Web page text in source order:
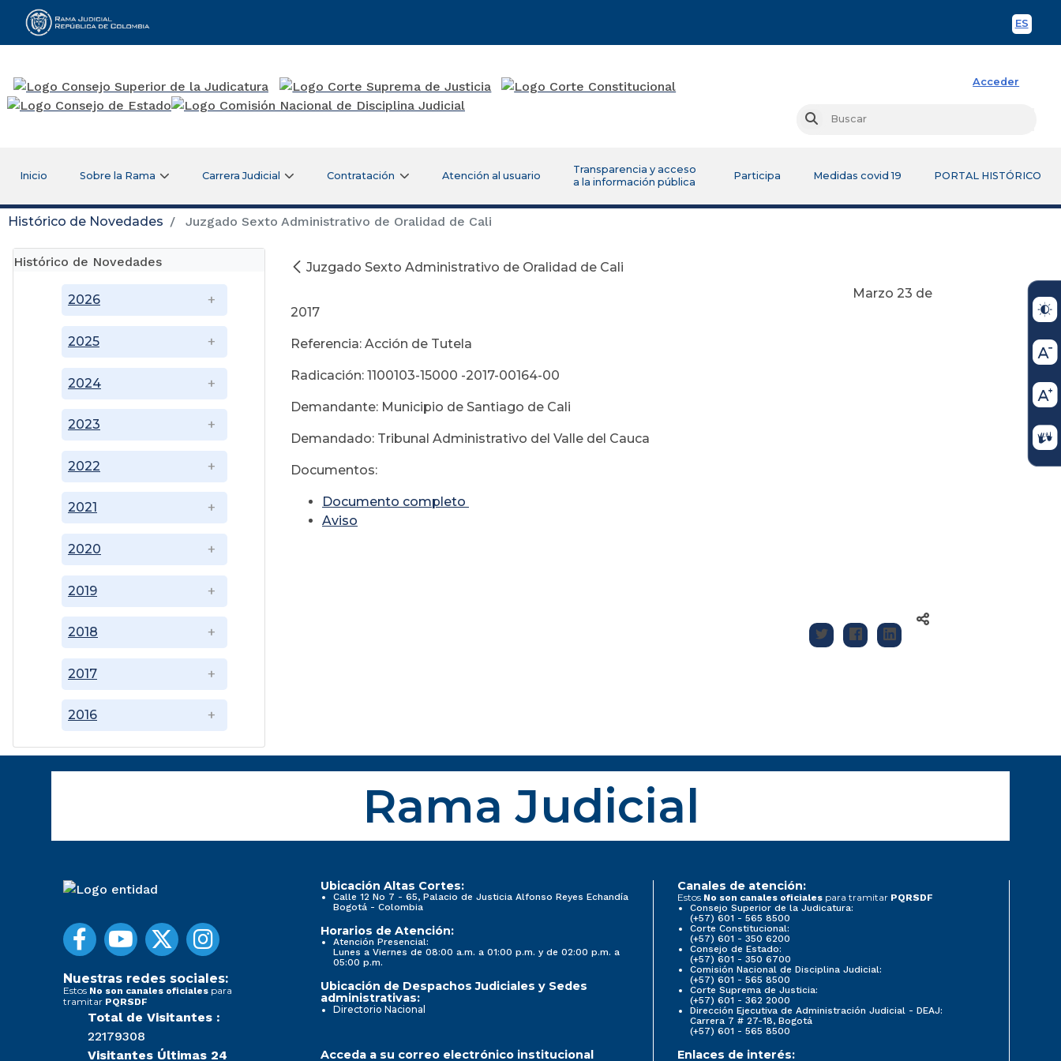
ES
Rama Judicial
Acceder
Buscar
Inicio Sobre la Rama Carrera Judicial Contratación Atención al usuario
Transparencia y acceso
a la información pública
Participa Medidas covid 19 PORTAL HISTÓRICO
Histórico de Novedades Juzgado Sexto Administrativo de Oralidad de Cali
Histórico de Novedades
2016
2017
2018
2019
2020
2021
2022
2023
2024
2025
2026
Juzgado Sexto Administrativo de Oralidad de Cali
Marzo 23 de
2017
Referencia: Acción de Tutela
Radicación: 1100103-15000 -2017-00164-00
Demandante: Municipio de Santiago de Cali
Demandado: Tribunal Administrativo del Valle del Cauca
Documentos:
Documento completo
Aviso
Rama Judicial
Nuestras redes sociales:
Estos No son canales oficiales para
tramitar PQRSDF
Total de Visitantes :
22179308
Visitantes Últimas 24
Ubicación Altas Cortes:
Calle 12 No 7 - 65, Palacio de Justicia Alfonso Reyes Echandía
Bogotá - Colombia
Horarios de Atención:
Atención Presencial:
Lunes a Viernes de 08:00 a.m. a 01:00 p.m. y de 02:00 p.m. a
05:00 p.m.
Ubicación de Despachos Judiciales y Sedes
administrativas:
Directorio Nacional
Canales de atención:
Estos No son canales oficiales para tramitar PQRSDF
Consejo Superior de la Judicatura:
(+57) 601 - 565 8500
Corte Constitucional:
(+57) 601 - 350 6200
Consejo de Estado:
(+57) 601 - 350 6700
Comisión Nacional de Disciplina Judicial:
(+57) 601 - 565 8500
Corte Suprema de Justicia:
(+57) 601 - 362 2000
Dirección Ejecutiva de Administración Judicial - DEAJ:
Carrera 7 # 27-18, Bogotá
(+57) 601 - 565 8500
Acceda a su correo electrónico institucional Enlaces de interés: